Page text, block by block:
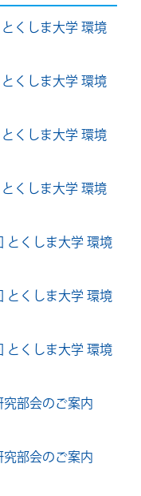
くしま大学 環境
くしま大学 環境
くしま大学 環境
くしま大学 環境
とくしま大学 環境
とくしま大学 環境
とくしま大学 環境
究部会のご案内
究部会のご案内